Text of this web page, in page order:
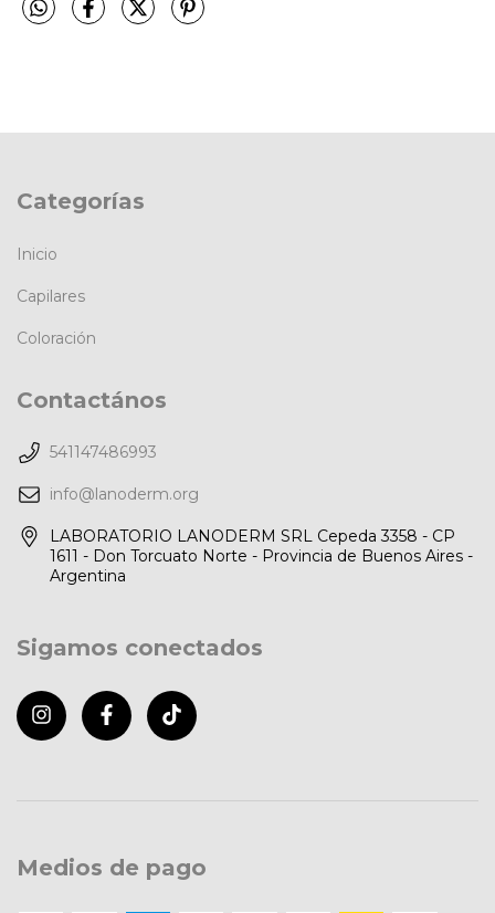
Categorías
Inicio
Capilares
Coloración
Contactános
541147486993
info@lanoderm.org
LABORATORIO LANODERM SRL Cepeda 3358 - CP
1611 - Don Torcuato Norte - Provincia de Buenos Aires -
Argentina
Sigamos conectados
Medios de pago